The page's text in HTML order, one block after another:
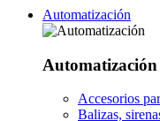
Automatización
Automatización
Accesorios
Balizas,